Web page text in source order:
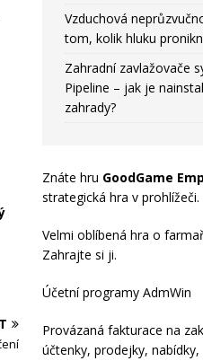
Vzduchová
tom, kolik hluku
Zahradní zavlažovače
Pipeline – jak je
zahrady?
Znáte hru GoodGame
strategická hra v prohlížeči.
Velmi oblíbená hra o
Zahrajte si ji.
Účetní programy AdmWin
Provázaná fakturace na
účtenky, prodejky,